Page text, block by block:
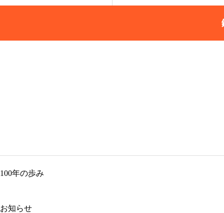
100年の歩み
お知らせ